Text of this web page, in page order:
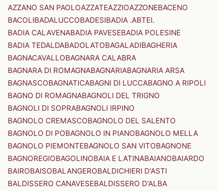
AZZANO SAN PAOLOAZZATEAZZIOAZZONEBACENO
BACOLIBADALUCCOBADESIBADIA .ABTEI.
BADIA CALAVENABADIA PAVESEBADIA POLESINE
BADIA TEDALDABADOLATOBAGALADIBAGHERIA
BAGNACAVALLOBAGNARA CALABRA
BAGNARA DI ROMAGNABAGNARIABAGNARIA ARSA
BAGNASCOBAGNATICABAGNI DI LUCCABAGNO A RIPOLI
BAGNO DI ROMAGNABAGNOLI DEL TRIGNO
BAGNOLI DI SOPRABAGNOLI IRPINO
BAGNOLO CREMASCOBAGNOLO DEL SALENTO
BAGNOLO DI POBAGNOLO IN PIANOBAGNOLO MELLA
BAGNOLO PIEMONTEBAGNOLO SAN VITOBAGNONE
BAGNOREGIOBAGOLINOBAIA E LATINABAIANOBAIARDO
BAIROBAISOBALANGEROBALDICHIERI D'ASTI
BALDISSERO CANAVESEBALDISSERO D'ALBA